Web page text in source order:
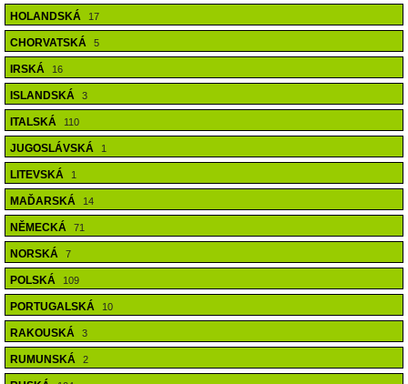
HOLANDSKÁ 17
CHORVATSKÁ 5
IRSKÁ 16
ISLANDSKÁ 3
ITALSKÁ 110
JUGOSLÁVSKÁ 1
LITEVSKÁ 1
MAĎARSKÁ 14
NĚMECKÁ 71
NORSKÁ 7
POLSKÁ 109
PORTUGALSKÁ 10
RAKOUSKÁ 3
RUMUNSKÁ 2